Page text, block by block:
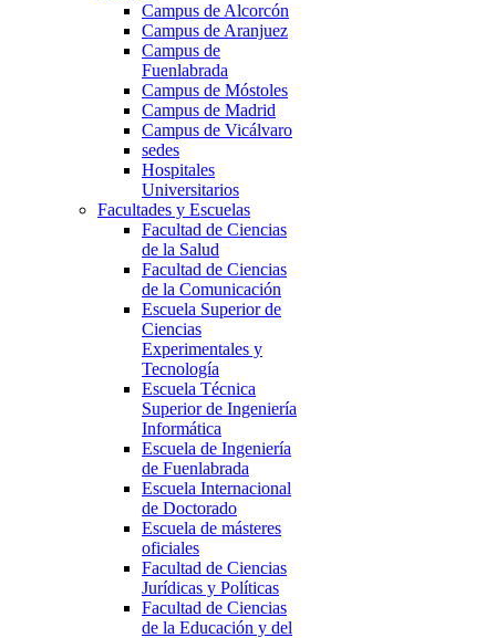
Campus de Alcorcón
Campus de Aranjuez
Campus de
Fuenlabrada
Campus de Móstoles
Campus de Madrid
Campus de Vicálvaro
sedes
Hospitales
Universitarios
Facultades y Escuelas
Facultad de Ciencias
de la Salud
Facultad de Ciencias
de la Comunicación
Escuela Superior de
Ciencias
Experimentales y
Tecnología
Escuela Técnica
Superior de Ingeniería
Informática
Escuela de Ingeniería
de Fuenlabrada
Escuela Internacional
de Doctorado
Escuela de másteres
oficiales
Facultad de Ciencias
Jurídicas y Políticas
Facultad de Ciencias
de la Educación y del